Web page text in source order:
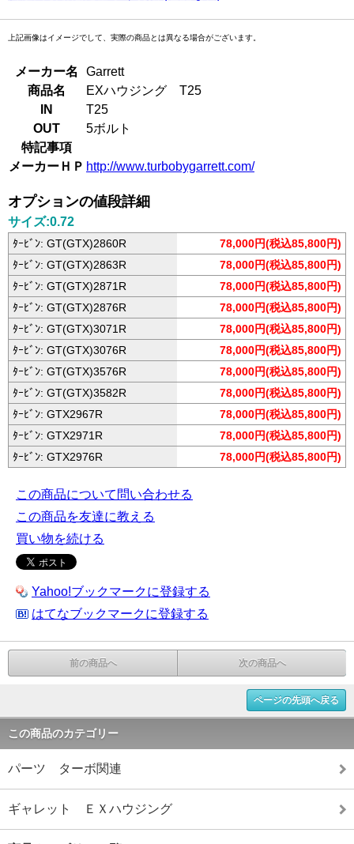
上記画像はイメージでして、実際の商品とは異なる場合がございます。
メーカー名
Garrett
商品名
EXハウジング T25
IN
T25
OUT
5ボルト
特記事項
メーカーＨＰ http://www.turbobygarrett.com/
オプションの値段詳細
サイズ:0.72
ﾀｰﾋﾞﾝ: GT(GTX)2860R
78,000円(税込85,800円)
ﾀｰﾋﾞﾝ: GT(GTX)2863R
78,000円(税込85,800円)
ﾀｰﾋﾞﾝ: GT(GTX)2871R
78,000円(税込85,800円)
ﾀｰﾋﾞﾝ: GT(GTX)2876R
78,000円(税込85,800円)
ﾀｰﾋﾞﾝ: GT(GTX)3071R
78,000円(税込85,800円)
ﾀｰﾋﾞﾝ: GT(GTX)3076R
78,000円(税込85,800円)
ﾀｰﾋﾞﾝ: GT(GTX)3576R
78,000円(税込85,800円)
ﾀｰﾋﾞﾝ: GT(GTX)3582R
78,000円(税込85,800円)
ﾀｰﾋﾞﾝ: GTX2967R
78,000円(税込85,800円)
ﾀｰﾋﾞﾝ: GTX2971R
78,000円(税込85,800円)
ﾀｰﾋﾞﾝ: GTX2976R
78,000円(税込85,800円)
この商品について問い合わせる
この商品を友達に教える
買い物を続ける
Yahoo!ブックマークに登録する
はてなブックマークに登録する
前の商品へ 次の商品へ
ページの先頭へ戻る
この商品のカテゴリー
パーツ ターボ関連
ギャレット ＥＸハウジング